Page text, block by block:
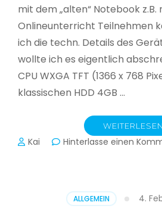
mit dem „alten“ Notebook z.B.
Onlineunterricht Teilnehmen
ich die techn. Details des
wollte ich es eigentlich
CPU WXGA TFT (1366 x 768
klassischen HDD 4GB …
WEITERLESEN
Kai Hinterlasse einen
ALLGEMEIN 4.